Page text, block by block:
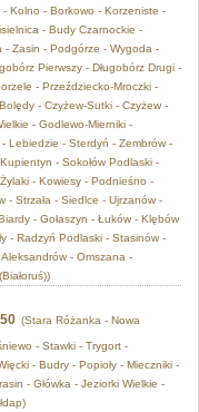
Kolno - Borkowo - Korzeniste -
- Budy Czarnockie -
Zasin - Podgórze - Wygoda -
Pierwszy - Długobórz Drugi -
- Przeździecko-Mroczki -
- Czyżew-Sutki - Czyżew -
- Godlewo-Mierniki -
Lebiedzie - Sterdyń - Zembrów -
- Sokołów Podlaski -
- Kowiesy - Podnieśno -
Strzała - Siedlce - Ujrzanów -
- Gołaszyn - Łuków - Klębów
- Radzyń Podlaski - Stasinów -
- Omszana -
(Stara Różanka - Nowa
- Stawki - Trygort -
- Budry - Popioły - Mieczniki -
- Główka - Jeziorki Wielkie -